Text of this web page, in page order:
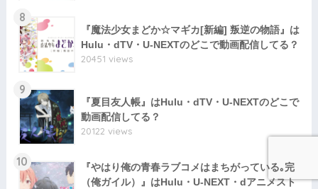
8
『魔法少女まどか☆マギカ[新編] 叛逆の物語』は
Hulu・dTV・U-NEXTのどこで動画配信してる？
20451 views
9
『夏目友人帳』はHulu・dTV・U-NEXTのどこで
動画配信してる？
20122 views
10
『やはり俺の青春ラブコメはまちがっている｡完
（俺ガイル）』はHulu・U-NEXT・dアニメスト